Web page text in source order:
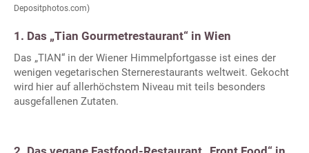
Depositphotos.com)
1. Das „Tian Gourmetrestaurant“ in Wien
Das „TIAN“ in der Wiener Himmelpfortgasse ist eines der
wenigen vegetarischen Sternerestaurants weltweit. Gekocht
wird hier auf allerhöchstem Niveau mit teils besonders
ausgefallenen Zutaten.